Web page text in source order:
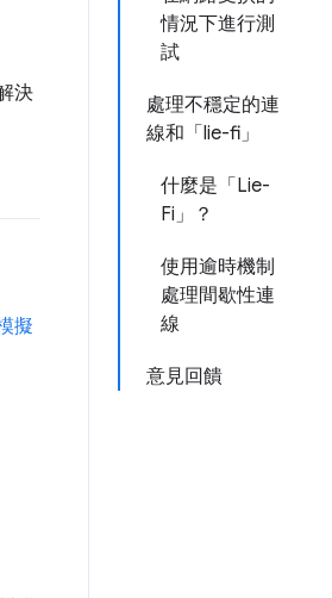
情況下進行測
試
處理不穩定的連
線和「lie-fi」
什麼是「Lie-
Fi」？
使用逾時機制
處理間歇性連
線
意見回饋
決
擬